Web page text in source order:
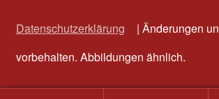
Datenschutzerklärung
| Änderungen
vorbehalten. Abbildungen ähnlich.